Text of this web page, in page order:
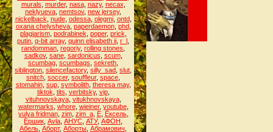
murals murder, nasa, nazy, necax
neklyueva nemtsov, new jersey,
nickelback nude, odessa, olegmi, ontd,
oxana chelysheva, paperdaemon, phd,
plagiarism, podrabinek poper, prick
putin q-bit array, quinn elisabeth ii r_l
randomman regoriy, rolling stones
sadkov, sane, sardonicus scum,
scumbag scumbags sekreth
siblington silencefactory, silly_sad slut
snitch soccer, souffleur, space
stomahin, sup, symbolith, theresa may,
tiktok tits verbitsky, vip,
vituhnovskaya, vitukhnovskaya,
watermarks whore, wieiner, youtube,
yulya fridman, zim, zim_a, Ё, Ёксель,
Ёршик Аvla АНУС АТУ, АФОН
Абель Аборт, Аборты Абрамович